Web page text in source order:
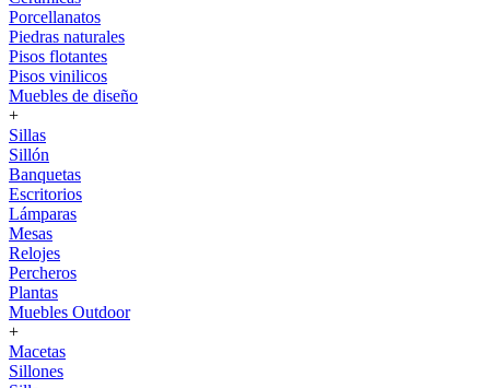
Porcellanatos
Piedras naturales
Pisos flotantes
Pisos vinilicos
Muebles de diseño
+
Sillas
Sillón
Banquetas
Escritorios
Lámparas
Mesas
Relojes
Percheros
Plantas
Muebles Outdoor
+
Macetas
Sillones